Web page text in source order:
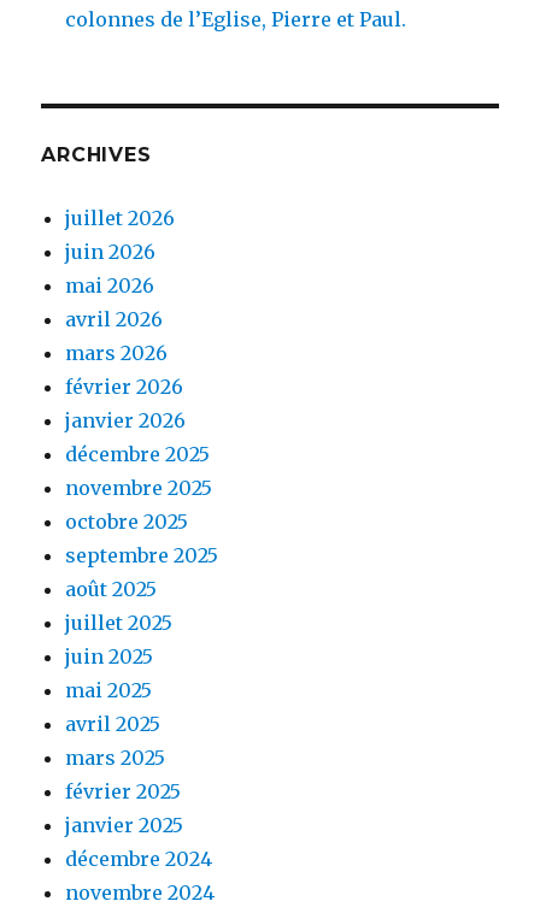
colonnes de l’Eglise, Pierre et Paul.
ARCHIVES
juillet 2026
juin 2026
mai 2026
avril 2026
mars 2026
février 2026
janvier 2026
décembre 2025
novembre 2025
octobre 2025
septembre 2025
août 2025
juillet 2025
juin 2025
mai 2025
avril 2025
mars 2025
février 2025
janvier 2025
décembre 2024
novembre 2024